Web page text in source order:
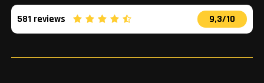
581 reviews 9,3/10